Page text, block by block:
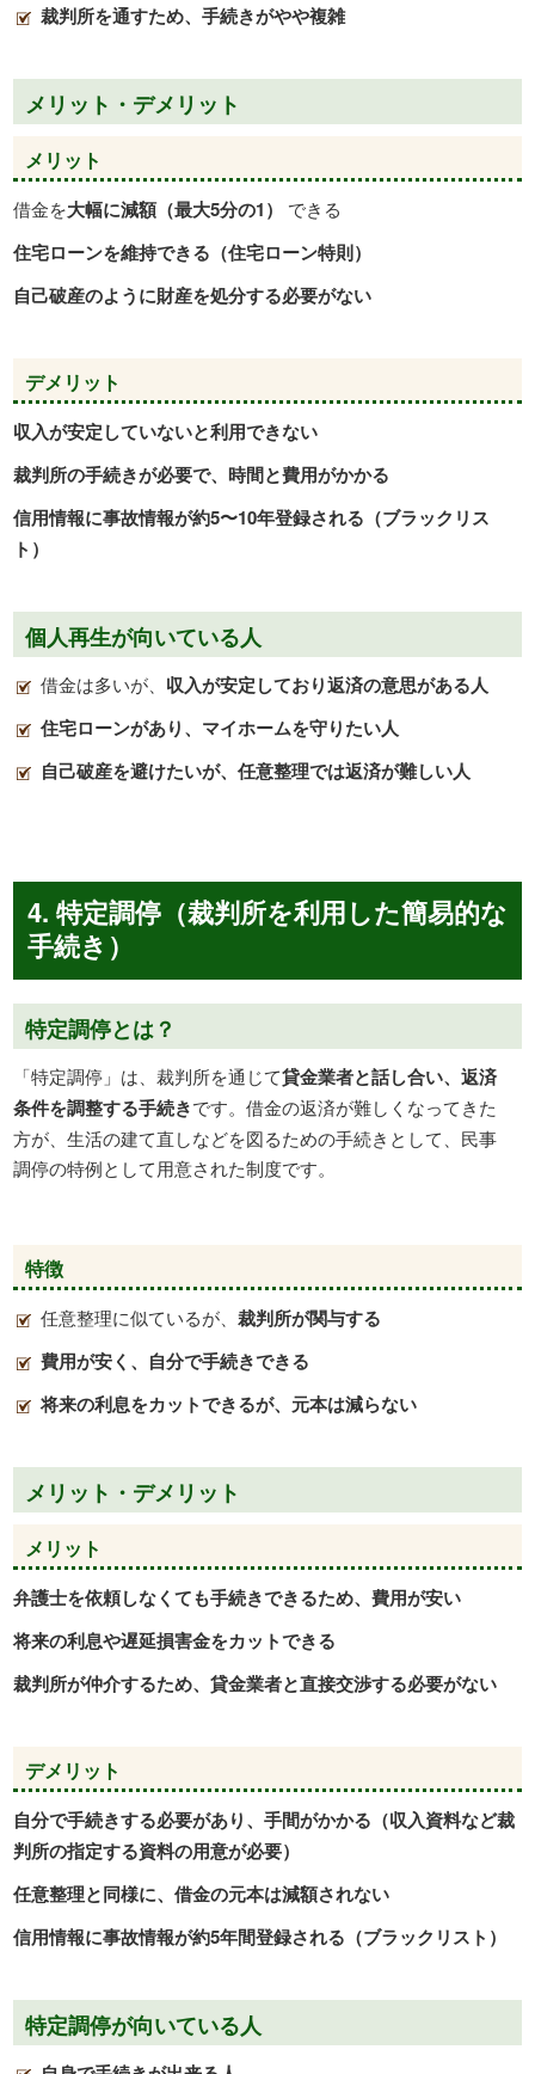
裁判所を通すため、手続きがやや複雑
メリット・デメリット
メリット
借金を大幅に減額（最大5分の1） できる
住宅ローンを維持できる（住宅ローン特則）
自己破産のように財産を処分する必要がない
デメリット
収入が安定していないと利用できない
裁判所の手続きが必要で、時間と費用がかかる
信用情報に事故情報が約5〜10年登録される（ブラックリス
ト）
個人再生が向いている人
借金は多いが、 収入が安定しており返済の意思がある人
住宅ローンがあり、マイホームを守りたい人
自己破産を避けたいが、任意整理では返済が難しい人
4. 特定調停（裁判所を利用した簡易的な
手続き）
特定調停とは？
「特定調停」は、裁判所を通じて貸金業者と話し合い、返済
条件を調整する手続きです。借金の返済が難しくなってきた
方が、生活の建て直しなどを図るための手続きとして、民事
調停の特例として用意された制度です。
特徴
任意整理に似ているが、 裁判所が関与する
費用が安く、自分で手続きできる
将来の利息をカットできるが、元本は減らない
メリット・デメリット
メリット
弁護士を依頼しなくても手続きできるため、費用が安い
将来の利息や遅延損害金をカットできる
裁判所が仲介するため、貸金業者と直接交渉する必要がない
デメリット
自分で手続きする必要があり、手間がかかる（収入資料など裁
判所の指定する資料の用意が必要）
任意整理と同様に、借金の元本は減額されない
信用情報に事故情報が約5年間登録される（ブラックリスト）
特定調停が向いている人